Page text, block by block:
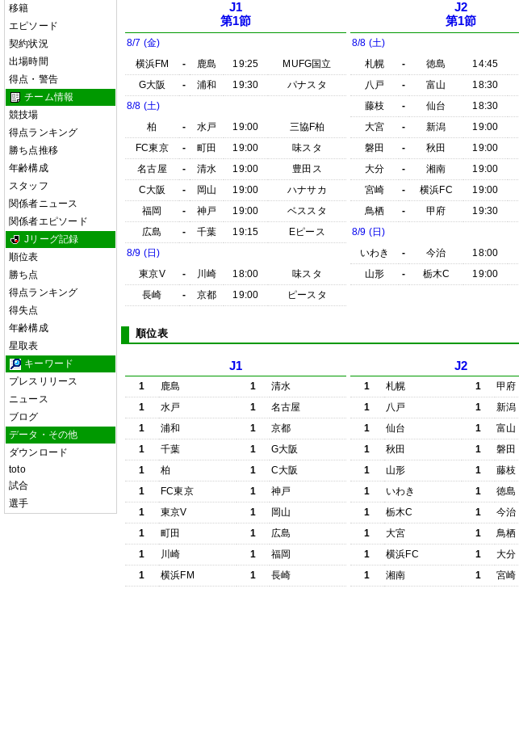
移籍
エピソード
契約状況
出場時間
得点・警告
チーム情報
競技場
得点ランキング
勝ち点推移
年齢構成
スタッフ
関係者ニュース
関係者エピソード
Jリーグ記録
順位表
勝ち点
得点ランキング
得失点
年齢構成
星取表
キーワード
プレスリリース
ニュース
ブログ
データ・その他
ダウンロード
toto
試合
選手
J1
第1節
8/7 (金)
横浜FM
- 鹿島 19:25
MUFG国立
G大阪
- 浦和 19:30
パナスタ
8/8 (土)
柏
- 水戸 19:00
三協F柏
FC東京
- 町田 19:00
味スタ
名古屋
- 清水 19:00
豊田ス
C大阪
- 岡山 19:00
ハナサカ
福岡
- 神戸 19:00
ベススタ
広島
- 千葉 19:15
Eピース
8/9 (日)
東京V
- 川崎 18:00
味スタ
長崎
- 京都 19:00 ピースタ
J2
第1節
8/8 (土)
札幌
- 徳島 14:45
八戸
- 富山 18:30
藤枝
- 仙台 18:30
大宮
- 新潟 19:00
磐田
- 秋田 19:00
大分
- 湘南 19:00
宮崎
- 横浜FC 19:00
鳥栖
- 甲府 19:30
8/9 (日)
いわき
- 今治 18:00
山形
- 栃木C 19:00
順位表
J1
1 鹿島 1
清水
1
水戸 1
名古屋
1
浦和 1
京都
1
千葉 1
G大阪
1
柏 1
C大阪
1
FC東京 1
神戸
1
東京V 1
岡山
1
町田 1
広島
1
川崎 1
福岡
1
横浜FM 1 長崎
J2
1 札幌 1
甲府
1
八戸 1
新潟
1
仙台 1
富山
1
秋田 1
磐田
1
山形 1
藤枝
1
いわき 1
徳島
1
栃木C 1
今治
1
大宮 1
鳥栖
1
横浜FC 1
大分
1
湘南 1 宮崎